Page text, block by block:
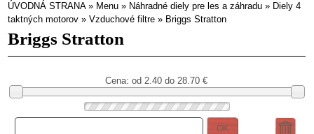
ÚVODNÁ STRANA» Menu » Náhradné diely pre les a záhradu » Diely 4
taktných motorov » Vzduchové filtre » Briggs Stratton
Briggs Stratton
Cena: od 2.40 do 28.70 €
OK